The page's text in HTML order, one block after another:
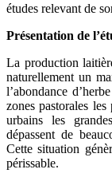
études relevant de
Présentation de
La production
naturellement un
l’abondance
zones pastorales
urbains les
dépassent de
Cette situation
périssable.